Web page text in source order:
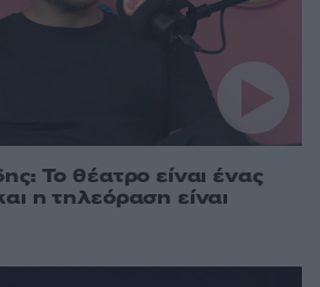
Το θέατρο είναι ένας
η τηλεόραση είναι